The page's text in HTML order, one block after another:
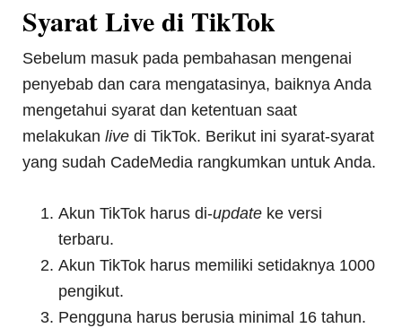
Syarat Live di TikTok
Sebelum masuk pada pembahasan mengenai
penyebab dan cara mengatasinya, baiknya Anda
mengetahui syarat dan ketentuan saat
melakukanlivedi TikTok. Berikut ini syarat-syarat
yang sudah CadeMedia rangkumkan untuk Anda.
Akun TikTok harus di-update ke versi
terbaru.
Akun TikTok harus memiliki setidaknya 1000
pengikut.
Pengguna harus berusia minimal 16 tahun.